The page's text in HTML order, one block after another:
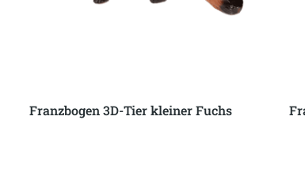
Franzbogen 3D-Tier kleiner Fuchs